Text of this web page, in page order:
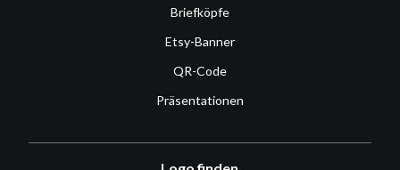
Briefköpfe
Etsy-Banner
QR-Code
Präsentationen